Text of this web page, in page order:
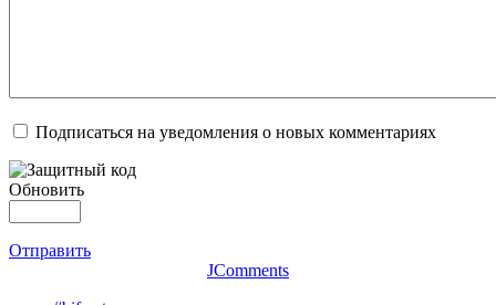
Подписаться на уведомления о новых комментариях
Обновить
Отправить
JComments